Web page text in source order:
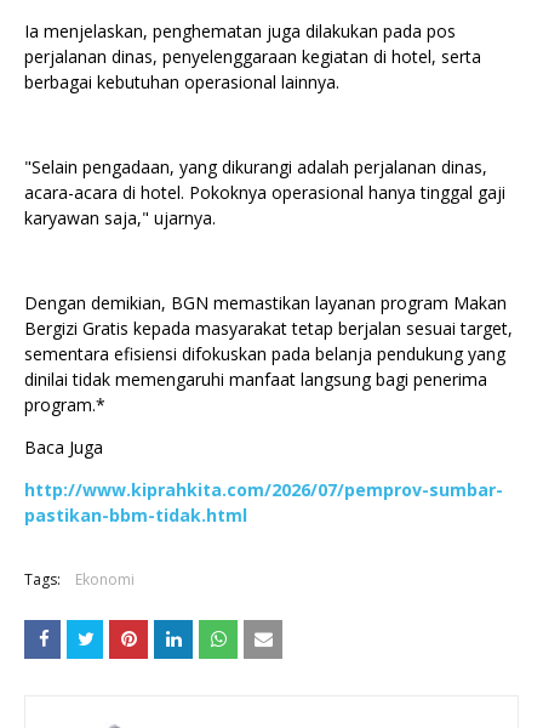
Ia menjelaskan, penghematan juga dilakukan pada pos
perjalanan dinas, penyelenggaraan kegiatan di hotel, serta
berbagai kebutuhan operasional lainnya.
"Selain pengadaan, yang dikurangi adalah perjalanan dinas,
acara-acara di hotel. Pokoknya operasional hanya tinggal gaji
karyawan saja," ujarnya.
Dengan demikian, BGN memastikan layanan program Makan
Bergizi Gratis kepada masyarakat tetap berjalan sesuai target,
sementara efisiensi difokuskan pada belanja pendukung yang
dinilai tidak memengaruhi manfaat langsung bagi penerima
program.*
Baca Juga
http://www.kiprahkita.com/2026/07/pemprov-sumbar-
pastikan-bbm-tidak.html
Tags: Ekonomi